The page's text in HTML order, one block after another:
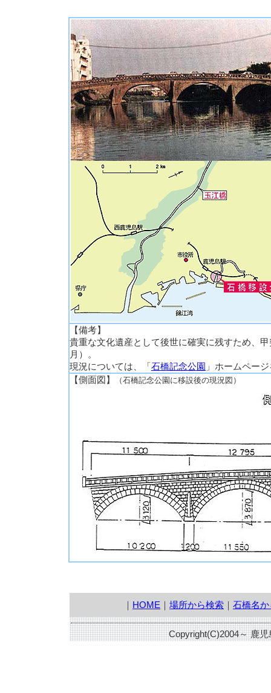
【備考】
貴重な文化遺産として後世に確実に残すため、
月）。
現況については、「 石橋記念公園 」ホームペー
【側面図】
（石橋記念公園に移設後の現況図）
HOME 場所から検索 石橋名
Copyright(C)2004～ 鹿